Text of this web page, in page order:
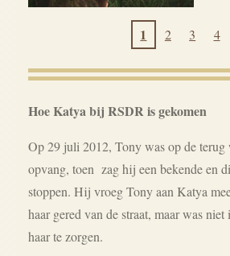
1 2 3 4
Hoe Katya bij RSDR is gekomen
Op 29 juli 2012, Tonywas op de terug
opvang, toen zag hij een bekende en
stoppen. Hij vroeg Tony aan Katya
haar gered van de straat, maar was
haar te zorgen.